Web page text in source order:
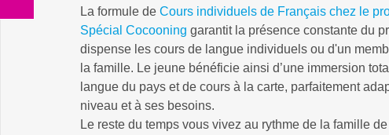
La formule de Cours individuels de Français chez le
Spécial Cocooning garantit la présence constante du
dispense les cours de langue individuels ou d'un
la famille. Le jeune bénéficie ainsi d’une immersion
langue du pays et de cours à la carte, parfaitement
niveau et à ses besoins.
Le reste du temps vous vivez au rythme de la famille